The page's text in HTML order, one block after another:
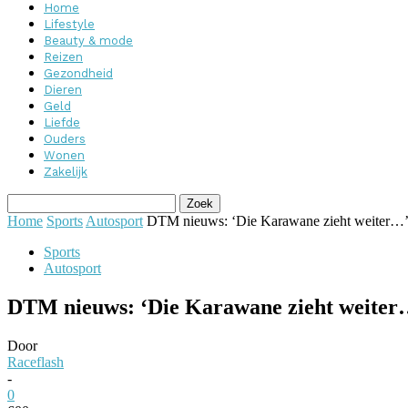
Home
Lifestyle
Beauty & mode
Reizen
Gezondheid
Dieren
Geld
Liefde
Ouders
Wonen
Zakelijk
Home Sports Autosport DTM nieuws: ‘Die Karawane zieht weiter…’
Sports
Autosport
DTM nieuws: ‘Die Karawane zieht
Door
Raceflash
-
0